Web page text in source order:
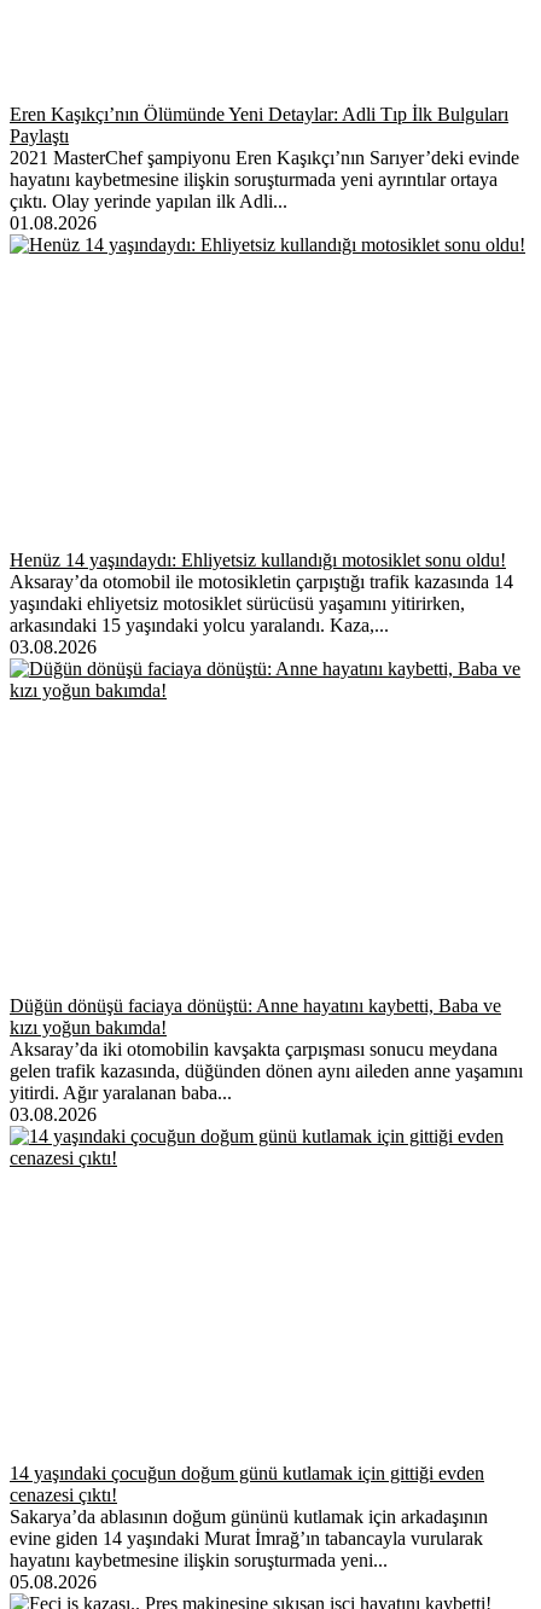
Eren Kaşıkçı’nın Ölümünde Yeni Detaylar: Adli Tıp İlk Bulguları
Paylaştı
2021 MasterChef şampiyonu Eren Kaşıkçı’nın Sarıyer’deki evinde
hayatını kaybetmesine ilişkin soruşturmada yeni ayrıntılar ortaya
çıktı. Olay yerinde yapılan ilk Adli...
01.08.2026
Henüz 14 yaşındaydı: Ehliyetsiz kullandığı motosiklet sonu oldu!
Aksaray’da otomobil ile motosikletin çarpıştığı trafik kazasında 14
yaşındaki ehliyetsiz motosiklet sürücüsü yaşamını yitirirken,
arkasındaki 15 yaşındaki yolcu yaralandı. Kaza,...
03.08.2026
Düğün dönüşü faciaya dönüştü: Anne hayatını kaybetti, Baba ve
kızı yoğun bakımda!
Aksaray’da iki otomobilin kavşakta çarpışması sonucu meydana
gelen trafik kazasında, düğünden dönen aynı aileden anne yaşamını
yitirdi. Ağır yaralanan baba...
03.08.2026
14 yaşındaki çocuğun doğum günü kutlamak için gittiği evden
cenazesi çıktı!
Sakarya’da ablasının doğum gününü kutlamak için arkadaşının
evine giden 14 yaşındaki Murat İmrağ’ın tabancayla vurularak
hayatını kaybetmesine ilişkin soruşturmada yeni...
05.08.2026